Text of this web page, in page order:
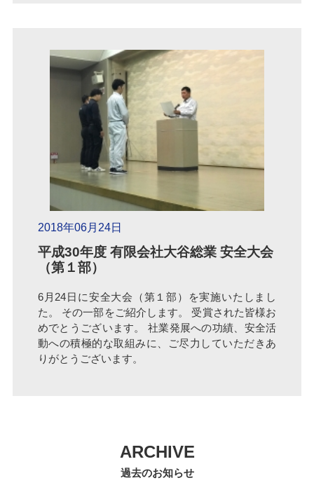
2018年06月24日
平成30年度 有限会社大谷総業 安全大会
（第１部）
6月24日に安全大会（第１部）を実施いたしまし
た。 その一部をご紹介します。 受賞された皆様お
めでとうございます。 社業発展への功績、安全活
動への積極的な取組みに、ご尽力していただきあ
りがとうございます。
ARCHIVE
過去のお知らせ